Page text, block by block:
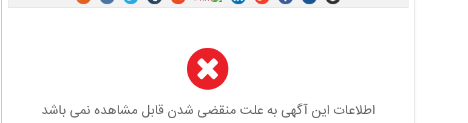
اطلاعات این آگهی به علت منقضی شدن قابل مشاهده نمی باشد